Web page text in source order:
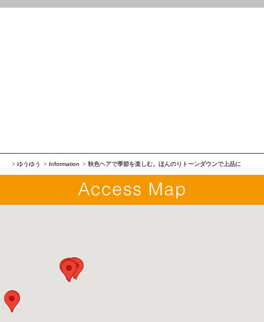
ゆうゆう Information 秋色ヘアで季節を楽しむ。ほんのりトーンダウンで上品に